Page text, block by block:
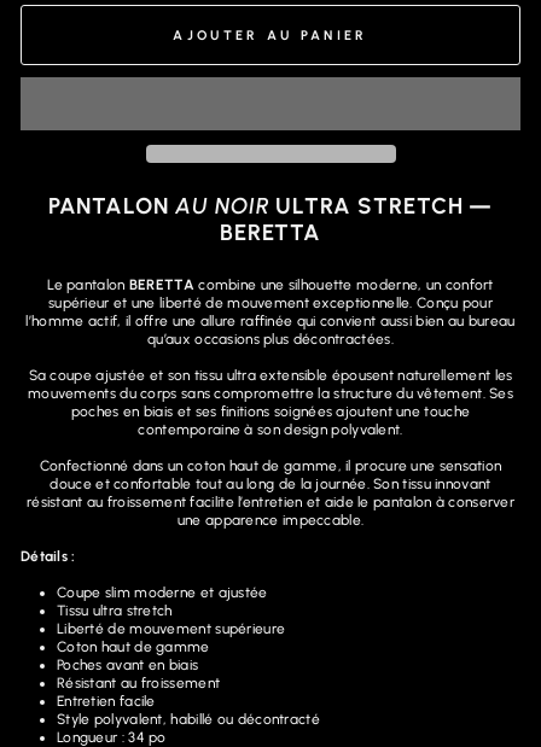
AJOUTER AU PANIER
PANTALON AU NOIR ULTRA STRETCH —
BERETTA
Le pantalon BERETTA combine une silhouette moderne, un confort
supérieur et une liberté de mouvement exceptionnelle. Conçu pour
l’homme actif, il offre une allure raffinée qui convient aussi bien au bureau
qu’aux occasions plus décontractées.
Sa coupe ajustée et son tissu ultra extensible épousent naturellement les
mouvements du corps sans compromettre la structure du vêtement. Ses
poches en biais et ses finitions soignées ajoutent une touche
contemporaine à son design polyvalent.
Confectionné dans un coton haut de gamme, il procure une sensation
douce et confortable tout au long de la journée. Son tissu innovant
résistant au froissement facilite l’entretien et aide le pantalon à conserver
une apparence impeccable.
Détails :
Coupe slim moderne et ajustée
Tissu ultra stretch
Liberté de mouvement supérieure
Coton haut de gamme
Poches avant en biais
Résistant au froissement
Entretien facile
Style polyvalent, habillé ou décontracté
Longueur : 34 po